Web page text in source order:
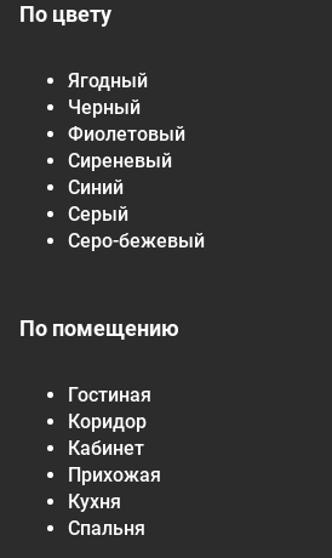
По цвету
Ягодный
Черный
Фиолетовый
Сиреневый
Синий
Серый
Серо-бежевый
По помещению
Гостиная
Коридор
Кабинет
Прихожая
Кухня
Спальня